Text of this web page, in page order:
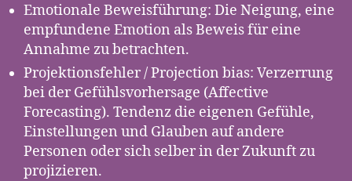
Emotionale Beweisführung: Die Neigung, eine
empfundene Emotion als Beweis für eine
Annahme zu betrachten.
Projektionsfehler / Projection bias: Verzerrung
bei der Gefühlsvorhersage (Affective
Forecasting). Tendenz die eigenen Gefühle,
Einstellungen und Glauben auf andere
Personen oder sich selber in der Zukunft zu
projizieren.